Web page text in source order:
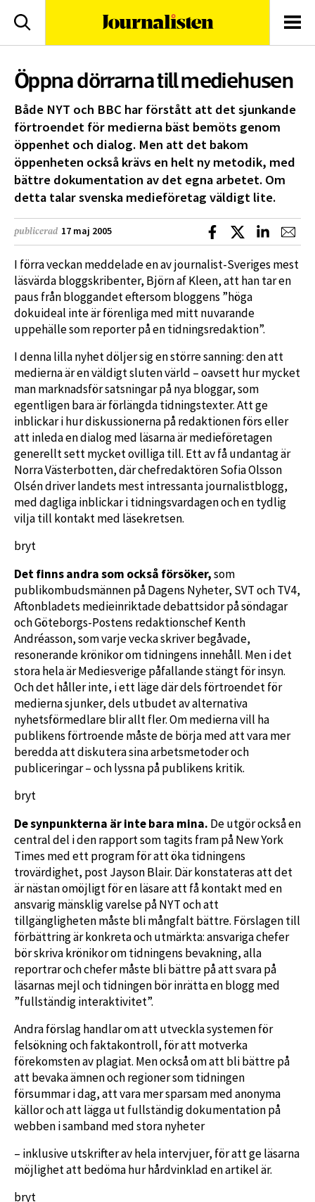
Sök
Öppna dörrarna till mediehusen
Både NYT och BBC har förstått att det sjunkande
förtroendet för medierna bäst bemöts genom
öppenhet och dialog. Men att det bakom
öppenheten också krävs en helt ny metodik, med
bättre dokumentation av det egna arbetet. Om
detta talar svenska medieföretag väldigt lite.
publicerad 17 maj 2005 Dela på Facebook
Dela på XDela på
I förra veckan meddelade en av journalist-Sveriges mest
läsvärda bloggskribenter, Björn af Kleen, att han tar en
paus från bloggandet eftersom bloggens ”höga
dokuideal inte är förenliga med mitt nuvarande
uppehälle som reporter på en tidningsredaktion”.
I denna lilla nyhet döljer sig en större sanning: den att
medierna är en väldigt sluten värld – oavsett hur mycket
man marknadsför satsningar på nya bloggar, som
egentligen bara är förlängda tidningstexter. Att ge
inblickar i hur diskussionerna på redaktionen förs eller
att inleda en dialog med läsarna är medieföretagen
generellt sett mycket ovilliga till. Ett av få undantag är
Norra Västerbotten, där chefredaktören Sofia Olsson
Olsén driver landets mest intressanta journalistblogg,
med dagliga inblickar i tidningsvardagen och en tydlig
vilja till kontakt med läsekretsen.
bryt
Det finns andra som också försöker,som
publikombudsmännen på Dagens Nyheter, SVT och TV4,
Aftonbladets medieinriktade debattsidor på söndagar
och Göteborgs-Postens redaktionschef Kenth
Andréasson, som varje vecka skriver begåvade,
resonerande krönikor om tidningens innehåll. Men i det
stora hela är Mediesverige påfallande stängt för insyn.
Och det håller inte, i ett läge där dels förtroendet för
medierna sjunker, dels utbudet av alternativa
nyhetsförmedlare blir allt fler. Om medierna vill ha
publikens förtroende måste de börja med att vara mer
beredda att diskutera sina arbetsmetoder och
publiceringar – och lyssna på publikens kritik.
bryt
De synpunkterna är inte bara mina. De utgör också en
central del i den rapport som tagits fram på New York
Times med ett program för att öka tidningens
trovärdighet, post Jayson Blair. Där konstateras att det
är nästan omöjligt för en läsare att få kontakt med en
ansvarig mänsklig varelse på NYT och att
tillgängligheten måste bli mångfalt bättre. Förslagen till
förbättring är konkreta och utmärkta: ansvariga chefer
bör skriva krönikor om tidningens bevakning, alla
reportrar och chefer måste bli bättre på att svara på
läsarnas mejl och tidningen bör inrätta en blogg med
”fullständig interaktivitet”.
Andra förslag handlar om att utveckla systemen för
felsökning och faktakontroll, för att motverka
förekomsten av plagiat. Men också om att bli bättre på
att bevaka ämnen och regioner som tidningen
försummar i dag, att vara mer sparsam med anonyma
källor och att lägga ut fullständig dokumentation på
webben i samband med stora nyheter
– inklusive utskrifter av hela intervjuer, för att ge läsarna
möjlighet att bedöma hur hårdvinklad en artikel är.
bryt